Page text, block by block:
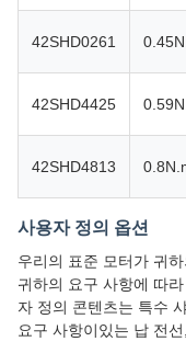
42SHD0261
42SHD4425
42SHD4813
사용자 정의 옵션
우리의 표준 모터가 귀
귀하의 요구 사항에 따
자 정의 콘텐츠는 특수
요구 사항이있는 납 전